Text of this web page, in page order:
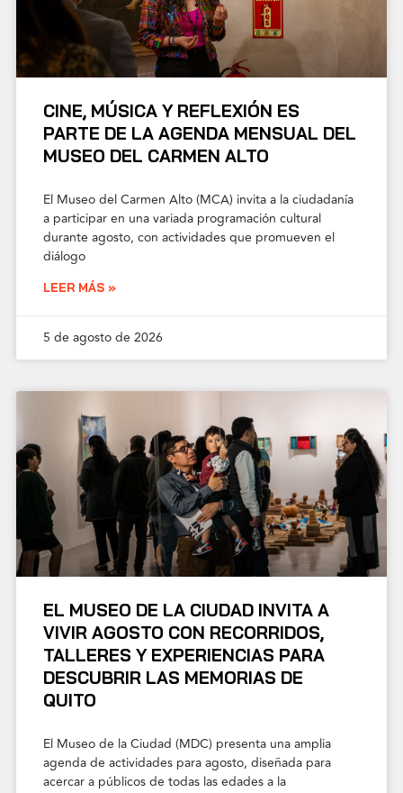
CINE, MÚSICA Y REFLEXIÓN ES
PARTE DE LA AGENDA MENSUAL DEL
MUSEO DEL CARMEN ALTO
El Museo del Carmen Alto (MCA) invita a la ciudadanía
a participar en una variada programación cultural
durante agosto, con actividades que promueven el
diálogo
LEER MÁS »
5 de agosto de 2026
EL MUSEO DE LA CIUDAD INVITA A
VIVIR AGOSTO CON RECORRIDOS,
TALLERES Y EXPERIENCIAS PARA
DESCUBRIR LAS MEMORIAS DE
QUITO
El Museo de la Ciudad (MDC) presenta una amplia
agenda de actividades para agosto, diseñada para
acercar a públicos de todas las edades a la